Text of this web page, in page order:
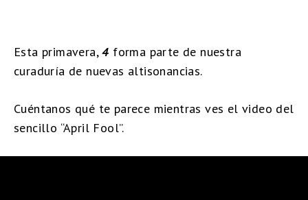
Esta primavera,4 forma parte de nuestra
curaduría de nuevas altisonancias.
Cuéntanos qué te parece mientras ves el video del
sencillo “April Fool”.